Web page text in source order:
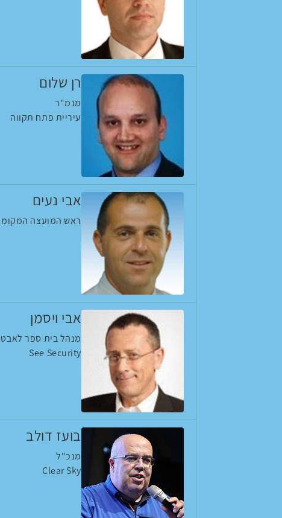
רן שלום
מנמ"ר
עיריית פתח תקווה
אבי נעים
ראש המועצה
אבי ויסמן
מנהל בית ספר
See Security
בועז דולב
מנכ"ל
Clear Sky